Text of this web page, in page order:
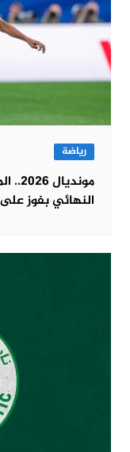
رياضة
النهائي بفوز